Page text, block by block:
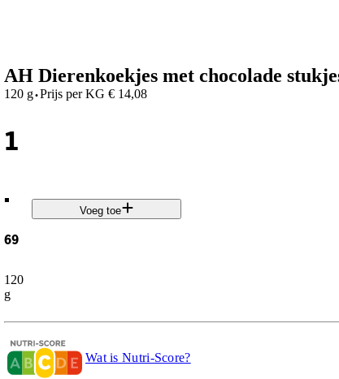
AH Dierenkoekjes met chocolade
120 g·Prijs per KG € 14,08
1
.
69
120
g
Voeg toe
Wat is Nutri-Score?